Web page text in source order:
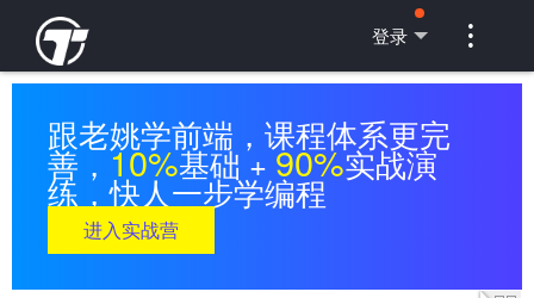
登录 
跟老姚学前端，课程体系更完
善，10%基础 +90%实战演
练，快人一步学编程
进入实战营